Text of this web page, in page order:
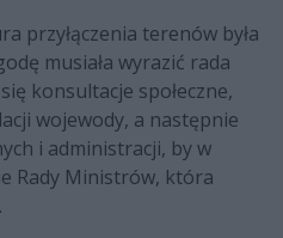
przyłączenia terenów była
musiała wyrazić rada
konsultacje społeczne,
wojewody, a następnie
i administracji, by w
Rady Ministrów, która